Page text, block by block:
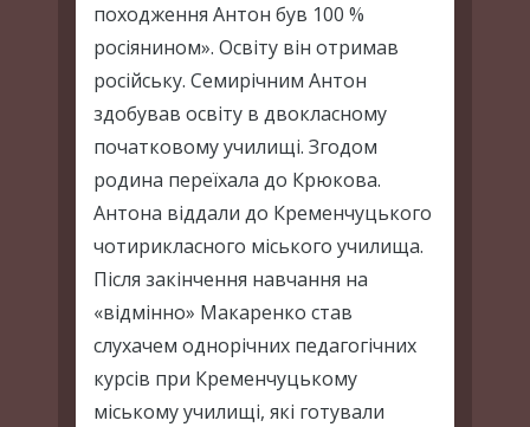
походження Антон був 100 %
росіянином». Освіту він отримав
російську. Семирічним Антон
здобував освіту в двокласному
початковому училищі. Згодом
родина переїхала до Крюкова.
Антона віддали до Кременчуцького
чотирикласного міського училища.
Після закінчення навчання на
«відмінно» Макаренко став
слухачем однорічних педагогічних
курсів при Кременчуцькому
міському училищі, які готували